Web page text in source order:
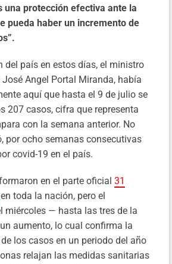
una protección efectiva ante la
pueda haber un incremento de
del país en estos días, el ministro
Angel Portal Miranda, había
aquí que hasta el 9 de julio se
207 casos, cifra que representa
con la semana anterior. No
por ocho semanas consecutivas
covid-19 en el país.
en el parte oficial 31
en toda la nación, pero el
miércoles — hasta las tres de la
aumento, lo cual confirma la
los casos en un periodo del año
relajan las medidas sanitarias